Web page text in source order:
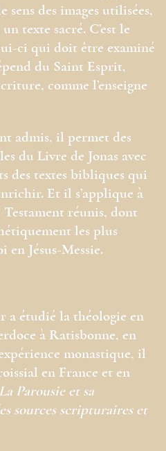
des images utilisées,
texte sacré. C’est le
ci qui doit être examiné
du Saint Esprit,
comme l’enseigne
admis, il permet des
du Livre de Jonas avec
des textes bibliques qui
Et il s’applique à
réunis, dont
les plus
en Jésus-Messie.
a étudié la théologie en
à Ratisbonne, en
monastique, il
en France et en
La Parousie et sa
sources scripturaires et